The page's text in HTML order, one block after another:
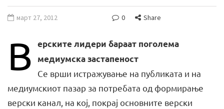
март 27, 2012 0 Share
В
ерските лидери бараат поголема
медиумска застапеност
Се врши истражување на публиката и на
медиумскиот пазар за потребата од формирање
верски канал, на кој, покрај основните верски